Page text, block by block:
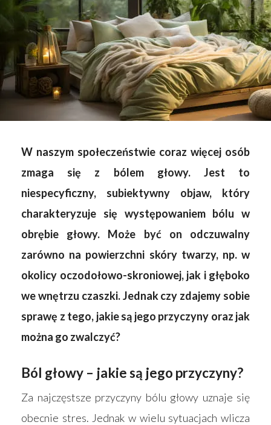
W naszym społeczeństwie coraz więcej osób
zmaga się z bólem głowy. Jest to
niespecyficzny, subiektywny objaw, który
charakteryzuje się występowaniem bólu w
obrębie głowy. Może być on odczuwalny
zarówno na powierzchni skóry twarzy, np. w
okolicy oczodołowo-skroniowej, jak i głęboko
we wnętrzu czaszki. Jednak czy zdajemy sobie
sprawę z tego, jakie są jego przyczyny oraz jak
można go zwalczyć?
Ból głowy – jakie są jego przyczyny?
Za najczęstsze przyczyny bólu głowy uznaje się
obecnie stres. Jednak w wielu sytuacjach wlicza